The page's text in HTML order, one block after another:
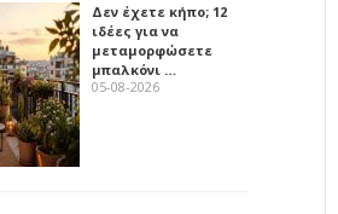
Δεν έχετε κήπο; 12
ιδέες για να
μεταμορφώσετε
μπαλκόνι …
05-08-2026